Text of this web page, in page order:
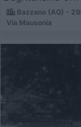
Bazzano (AQ) -
Via Mausonia